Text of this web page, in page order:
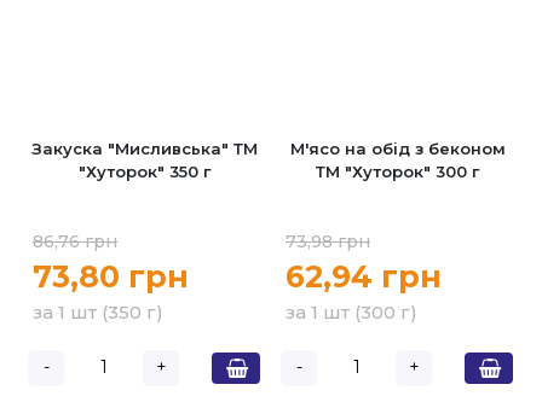
Закуска "Мисливська" ТМ
"Хуторок" 350 г
86,76 грн
73,80 грн
за 1 шт (350 г)
- +
М'ясо на обід з беконом
ТМ "Хуторок" 300 г
73,98 грн
62,94 грн
за 1 шт (300 г)
- +